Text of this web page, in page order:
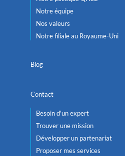
Notre équipe
Nos valeurs
Notre filiale au Royaume-Uni
Blog
Contact
Besoin d'un expert
Trouver une mission
Développer un partenariat
Proposer mes services